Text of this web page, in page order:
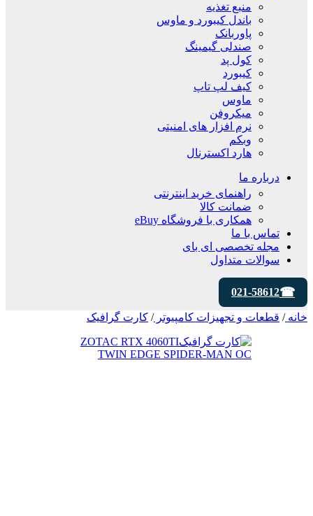
منبع تغذیه
باندل کیبورد و ماوس
پاوربانک
صندلی گیمینگ
کول پد
کیبورد
کیف لپ تاپ
ماوس
میکروفن
نرم افزار های امنیتی
وبکم
هارد اکسترنال
درباره ما
راهنمای خرید اینترنتی
ضمانت کالا
همکاری با فروشگاه eBuy
تماس با ما
مجله تخصصی ای‌ بای
سوالات متداول
021-58612
خانه/ قطعات و تجهیزات کامپیوتر/ کارت گرافیک